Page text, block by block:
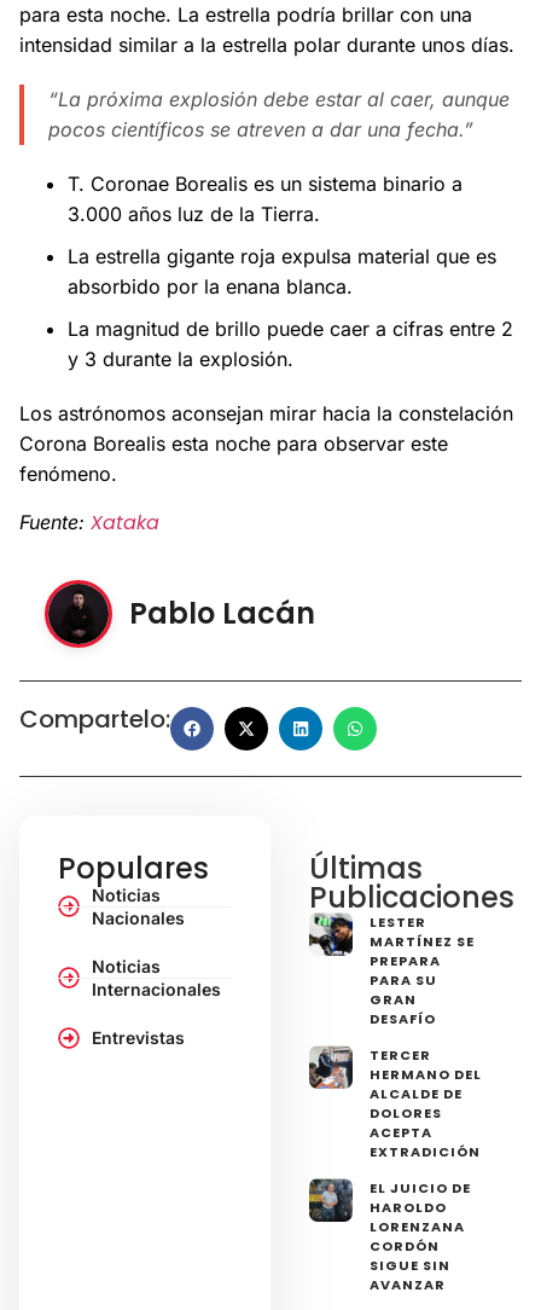
para esta noche. La estrella podría brillar con una
intensidad similar a la estrella polar durante unos días.
“La próxima explosión debe estar al caer, aunque
pocos científicos se atreven a dar una fecha.”
T. Coronae Borealis es un sistema binario a
3.000 años luz de la Tierra.
La estrella gigante roja expulsa material que es
absorbido por la enana blanca.
La magnitud de brillo puede caer a cifras entre 2
y 3 durante la explosión.
Los astrónomos aconsejan mirar hacia la constelación
Corona Borealis esta noche para observar este
fenómeno.
Fuente: Xataka
Pablo Lacán
Compartelo:
Populares
Noticias
Nacionales
Noticias
Internacionales
Entrevistas
Últimas
Publicaciones
LESTER
MARTÍNEZ SE
PREPARA
PARA SU
GRAN
DESAFÍO
TERCER
HERMANO DEL
ALCALDE DE
DOLORES
ACEPTA
EXTRADICIÓN
EL JUICIO DE
HAROLDO
LORENZANA
CORDÓN
SIGUE SIN
AVANZAR